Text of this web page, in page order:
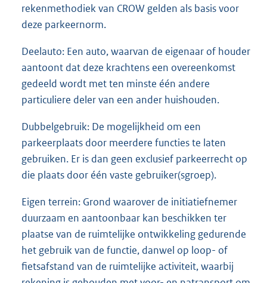
rekenmethodiek van CROW gelden als basis voor
deze parkeernorm.
Deelauto: Een auto, waarvan de eigenaar of houder
aantoont dat deze krachtens een overeenkomst
gedeeld wordt met ten minste één andere
particuliere deler van een ander huishouden.
Dubbelgebruik: De mogelijkheid om een
parkeerplaats door meerdere functies te laten
gebruiken. Er is dan geen exclusief parkeerrecht op
die plaats door één vaste gebruiker(sgroep).
Eigen terrein: Grond waarover de initiatiefnemer
duurzaam en aantoonbaar kan beschikken ter
plaatse van de ruimtelijke ontwikkeling gedurende
het gebruik van de functie, danwel op loop- of
fietsafstand van de ruimtelijke activiteit, waarbij